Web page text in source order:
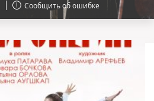
Сообщить об ошибке